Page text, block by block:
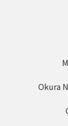
Okura